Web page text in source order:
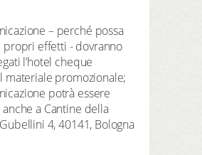
– perché possa
propri effetti - dovranno
l’hotel cheque
materiale promozionale;
potrà essere
a Cantine della
4, 40141, Bologna